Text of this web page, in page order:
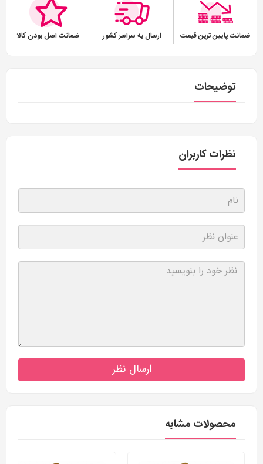
ضمانت پایین ترین قیمت ارسال به سراسر کشور ضمانت اصل بودن کالا
توضیحات
نظرات کاربران
ارسال نظر
محصولات مشابه